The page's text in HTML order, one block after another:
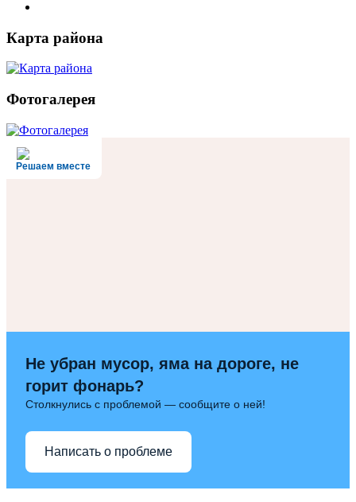
Карта района
Фотогалерея
Решаем вместе
Не убран мусор, яма на дороге, не
горит фонарь?
Столкнулись с проблемой — сообщите о ней!
Написать о проблеме